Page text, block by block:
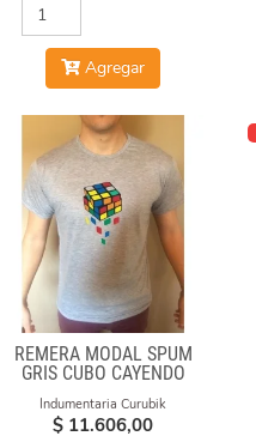
Agregar
REMERA MODAL SPUM
GRIS CUBO CAYENDO
Indumentaria Curubik
$ 11.606,00